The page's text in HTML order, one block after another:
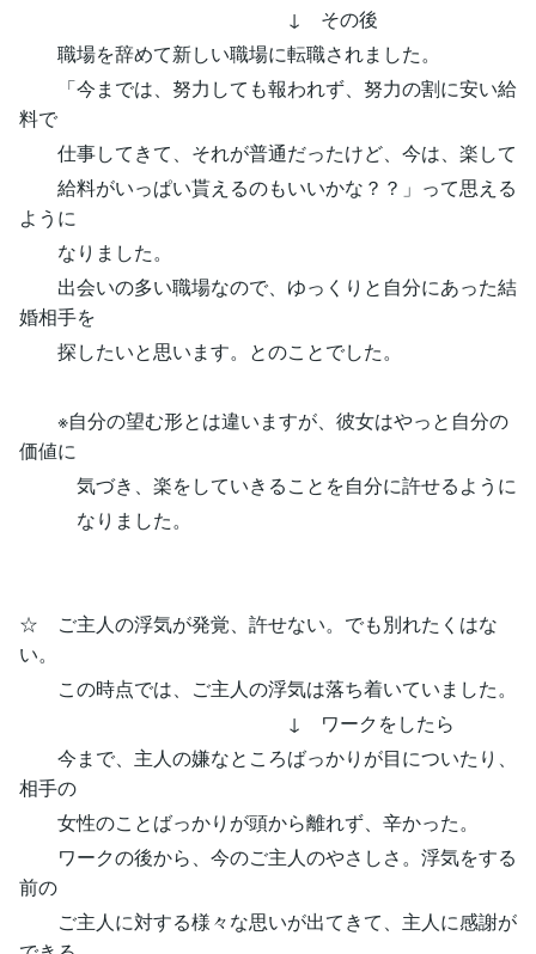
↓ その後
職場を辞めて新しい職場に転職されました。
「今までは、努力しても報われず、努力の割に安い給
料で
仕事してきて、それが普通だったけど、今は、楽して
給料がいっぱい貰えるのもいいかな？？」って思える
ように
なりました。
出会いの多い職場なので、ゆっくりと自分にあった結
婚相手を
探したいと思います。とのことでした。
※自分の望む形とは違いますが、彼女はやっと自分の
価値に
気づき、楽をしていきることを自分に許せるように
なりました。
☆ ご主人の浮気が発覚、許せない。でも別れたくはな
い。
この時点では、ご主人の浮気は落ち着いていました。
↓ ワークをしたら
今まで、主人の嫌なところばっかりが目についたり、
相手の
女性のことばっかりが頭から離れず、辛かった。
ワークの後から、今のご主人のやさしさ。浮気をする
前の
ご主人に対する様々な思いが出てきて、主人に感謝が